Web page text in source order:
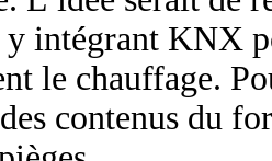
y intégrant KNX
le chauffage.
contenus du